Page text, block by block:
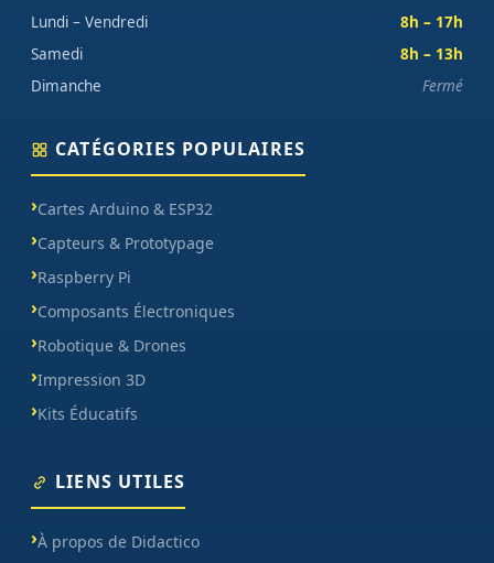
Lundi – Vendredi
8h – 17h
Samedi
8h – 13h
Dimanche
Fermé
CATÉGORIES POPULAIRES
Cartes Arduino & ESP32
Capteurs & Prototypage
Raspberry Pi
Composants Électroniques
Robotique & Drones
Impression 3D
Kits Éducatifs
LIENS UTILES
À propos de Didactico